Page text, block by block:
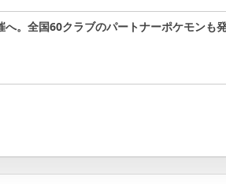
へ。全国60クラブのパートナーポケモンも